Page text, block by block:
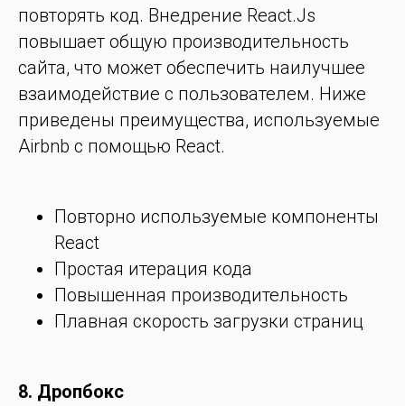
повторять код. Внедрение React.Js
повышает общую производительность
сайта, что может обеспечить наилучшее
взаимодействие с пользователем. Ниже
приведены преимущества, используемые
Airbnb с помощью React.
Повторно используемые компоненты
React
Простая итерация кода
Повышенная производительность
Плавная скорость загрузки страниц
8. Дропбокс